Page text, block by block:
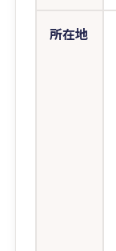
所在地